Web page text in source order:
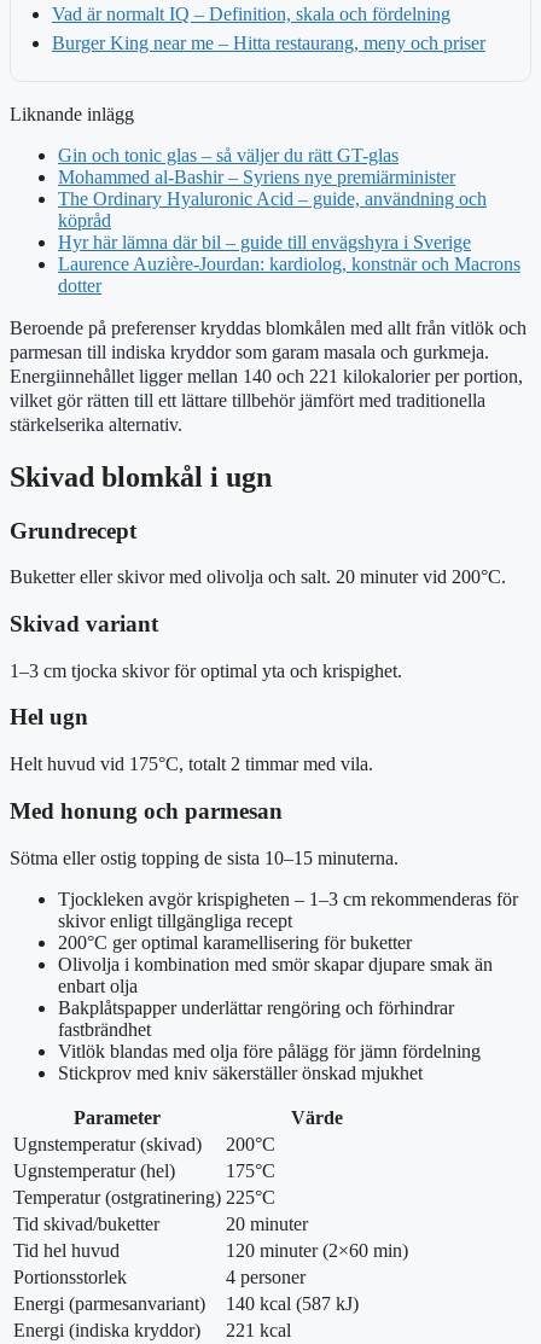
Vad är normalt IQ – Definition, skala och fördelning
Burger King near me – Hitta restaurang, meny och priser
Liknande inlägg
Gin och tonic glas – så väljer du rätt GT-glas
Mohammed al-Bashir – Syriens nye premiärminister
The Ordinary Hyaluronic Acid – guide, användning och
köpråd
Hyr här lämna där bil – guide till envägshyra i Sverige
Laurence Auzière-Jourdan: kardiolog, konstnär och Macrons
dotter
Beroende på preferenser kryddas blomkålen med allt från vitlök och
parmesan till indiska kryddor som garam masala och gurkmeja.
Energiinnehållet ligger mellan 140 och 221 kilokalorier per portion,
vilket gör rätten till ett lättare tillbehör jämfört med traditionella
stärkelserika alternativ.
Skivad blomkål i ugn
Grundrecept
Buketter eller skivor med olivolja och salt. 20 minuter vid 200°C.
Skivad variant
1–3 cm tjocka skivor för optimal yta och krispighet.
Hel ugn
Helt huvud vid 175°C, totalt 2 timmar med vila.
Med honung och parmesan
Sötma eller ostig topping de sista 10–15 minuterna.
Tjockleken avgör krispigheten – 1–3 cm rekommenderas för
skivor enligt tillgängliga recept
200°C ger optimal karamellisering för buketter
Olivolja i kombination med smör skapar djupare smak än
enbart olja
Bakplåtspapper underlättar rengöring och förhindrar
fastbrändhet
Vitlök blandas med olja före pålägg för jämn fördelning
Stickprov med kniv säkerställer önskad mjukhet
Parameter
Värde
Ugnstemperatur (skivad)
200°C
Ugnstemperatur (hel)
175°C
Temperatur (ostgratinering) 225°C
Tid skivad/buketter
20 minuter
Tid hel huvud
120 minuter (2×60 min)
Portionsstorlek
4 personer
Energi (parmesanvariant)
140 kcal (587 kJ)
Energi (indiska kryddor)
221 kcal